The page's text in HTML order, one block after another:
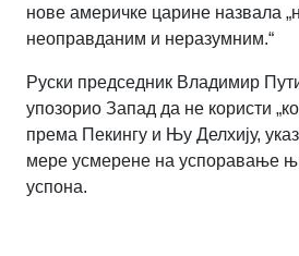
нове америчке царине назвала
неоправданим и неразумним.“
Руски председник Владимир
упозорио Запад да не користи
према Пекингу и Њу Делхију,
мере усмерене на успоравање
успона.